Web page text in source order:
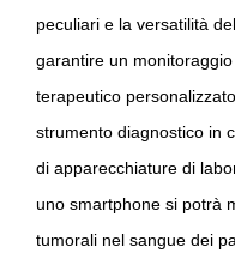
peculiari e la versatilità
garantire un
terapeutico
strumento diagnostico in
di apparecchiature di
uno smartphone si potrà
tumorali nel sangue dei